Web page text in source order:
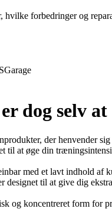
forbedringer og
Garage
dog selv at
der henvender
til at øge din
med et lavt indhold af
til at give dig
og koncentreret form